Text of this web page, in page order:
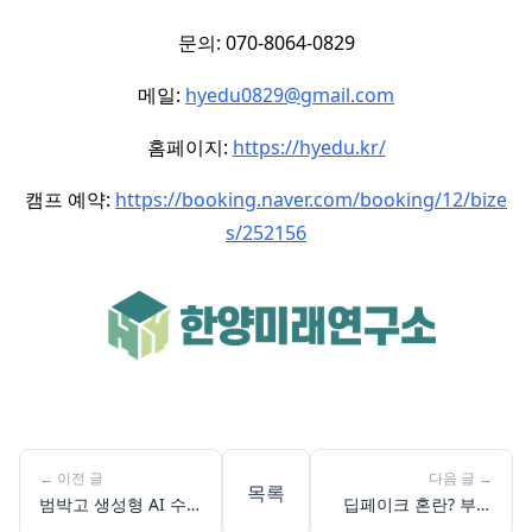
문의: 070-8064-0829
메일: hyedu0829@gmail.com
홈페이지: https://hyedu.kr/
캠프 예약: https://booking.naver.com/booking/12/bize
s/252156
← 이전 글
범박고 생성형 AI 수
목록
다음 글 →
딥페이크 혼란? 부천